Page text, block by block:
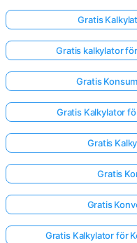
Gratis
Gratis kalkylator
Gratis
Gratis Kalkylator
Gratis
Gratis
Gratis
Gratis Kalkylator för